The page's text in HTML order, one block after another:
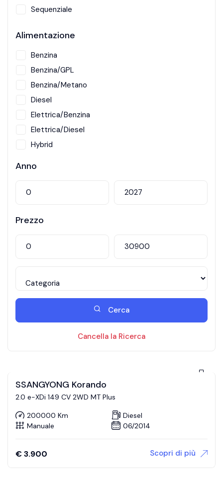
Sequenziale
Alimentazione
Benzina
Benzina/GPL
Benzina/Metano
Diesel
Elettrica/Benzina
Elettrica/Diesel
Hybrid
Anno
Prezzo
Cerca
Cancella la Ricerca
SSANGYONG Korando
2.0 e-XDi 149 CV 2WD MT Plus
200000 Km
Diesel
Manuale
06/2014
€3.900 Scopri di più